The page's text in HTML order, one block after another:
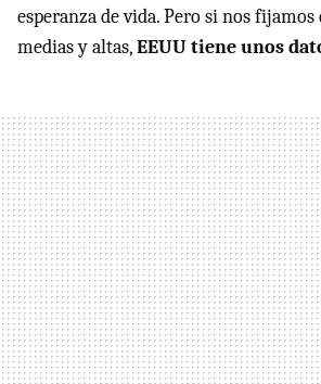
esperanza de vida. Pero si nos fijamos
medias y altas,EEUU tiene unos